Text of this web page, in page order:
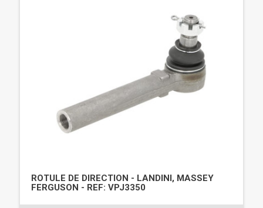
ROTULE DE DIRECTION - LANDINI, MASSEY
FERGUSON - REF: VPJ3350